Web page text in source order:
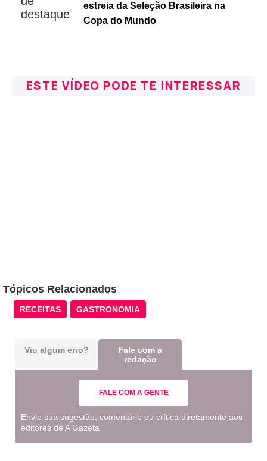
estreia da Seleção Brasileira na
Copa do Mundo
ESTE VÍDEO PODE TE INTERESSAR
Tópicos Relacionados
RECEITAS GASTRONOMIA
Viu algum erro?
Fale com a
redação
FALE COM A GENTE
Envie sua sugestão, comentário ou crítica diretamente aos
editores de A Gazeta